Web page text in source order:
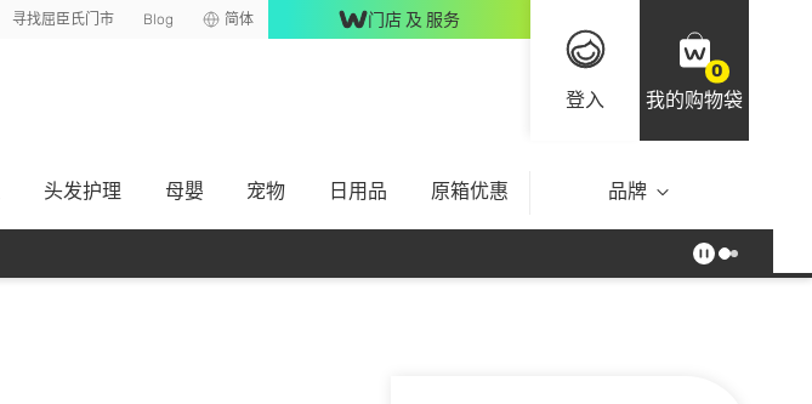
寻找屈臣氏门市 Blog 简体 门店 及 服务
登入
0
我的购物袋
头发护理 母嬰 宠物 日用品 原箱优惠 品牌